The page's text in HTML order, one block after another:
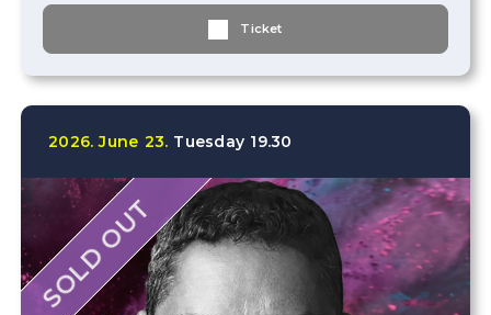
Ticket
2026. June 23. Tuesday 19.30
SOLD OUT